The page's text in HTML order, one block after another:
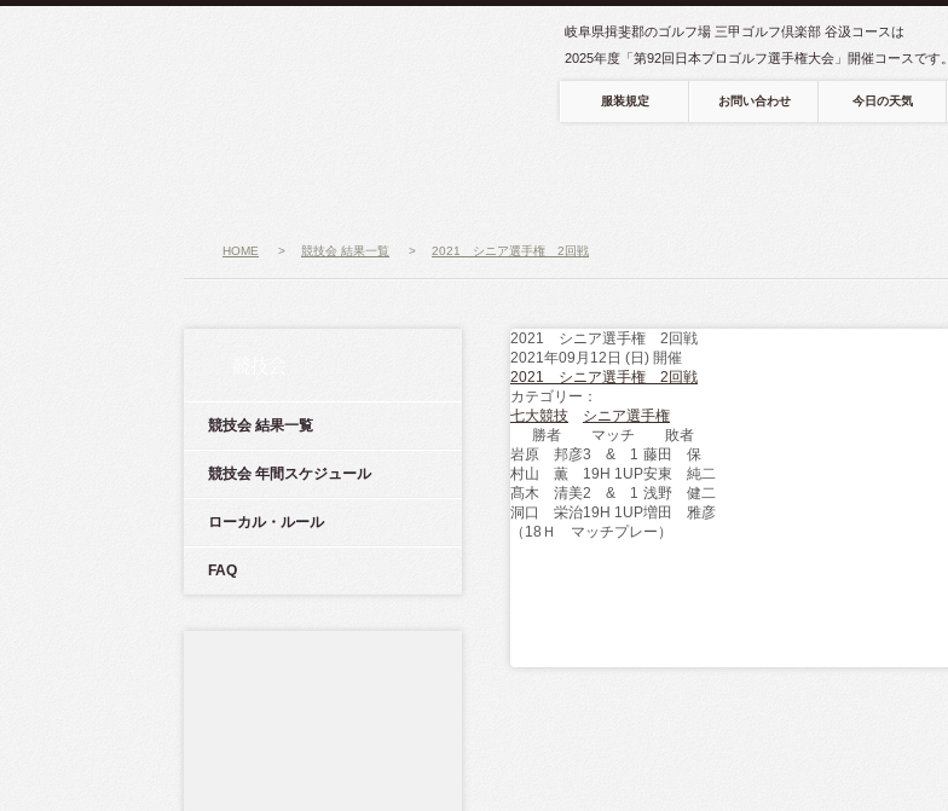
岐阜県揖斐郡のゴルフ場 三甲ゴルフ倶楽部 谷汲コースは
2025年度「第92回日本プロゴルフ選手権大会」開催コースです。
服装規定 お問い合わせ 今日の天気
HOME > 競技会 結果一覧 > 2021 シニア選手権 2回戦
競技会 結果一覧
競技会 年間スケジュール
ローカル・ルール
FAQ
2021 シニア選手権 2回戦
2021年09月12日 (日) 開催
2021 シニア選手権 2回戦
カテゴリー：
七大競技
シニア選手権
勝者
マッチ
敗者
岩原 邦彦3 & 1 藤田 保
村山 薫
19H 1UP安東 純二
髙木 清美2 & 1 浅野 健二
洞口 栄治19H 1UP増田 雅彦
（18Ｈ マッチプレー）